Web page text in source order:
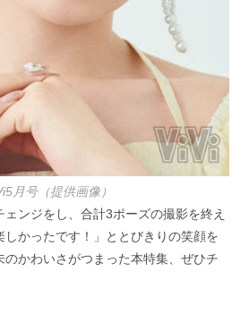
月号（提供画像）
ンジをし、合計3ポーズの撮影を終え
しかったです！」ととびきりの笑顔を
のかわいさがつまった本特集、ぜひチ